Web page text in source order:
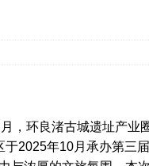
，环良渚古城遗址产业
于2025年10月承办第三